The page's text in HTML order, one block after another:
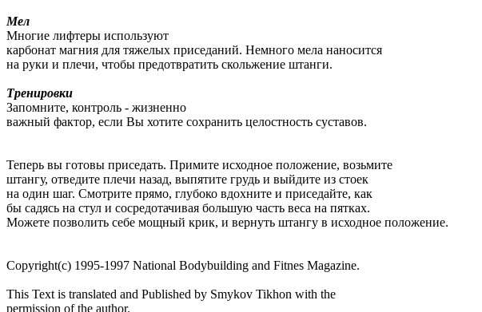
Мел
Многие лифтеры используют
карбонат магния для тяжелых приседаний. Немного мела наносится
на руки и плечи, чтобы предотвратить скольжение штанги.
Тренировки
Запомните, контроль - жизненно
важный фактор, если Вы хотите сохранить целостность суставов.
Теперь вы готовы приседать. Примите исходное положение, возьмите
штангу, отведите плечи назад, выпятите грудь и выйдите из стоек
на один шаг. Смотрите прямо, глубоко вдохните и приседайте, как
бы садясь на стул и сосредотачивая большую часть веса на пятках.
Можете позволить себе мощный крик, и вернуть штангу в исходное положение.
Copyright(c) 1995-1997 National Bodybuilding and Fitnes Magazine.
This Text is translated and Published by Smykov Tikhon with the
permission of the author.